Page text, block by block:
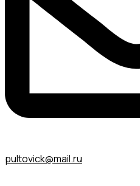
pultovick@mail.ru